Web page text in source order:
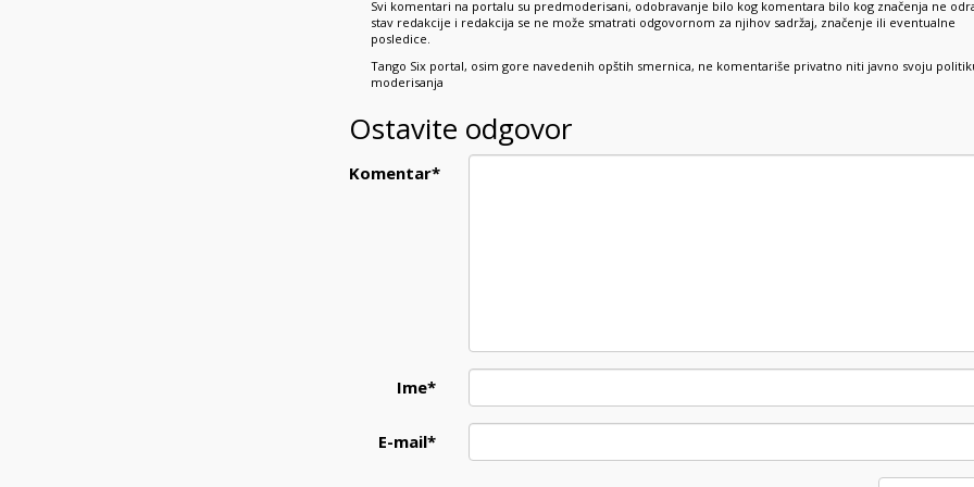
Svi komentari na portalu su predmoderisani, odobravanje bilo kog komentara bilo kog značenja ne
stav redakcije i redakcija se ne može smatrati odgovornom za njihov sadržaj, značenje ili eventualne
posledice.
Tango Six portal, osim gore navedenih opštih smernica, ne komentariše privatno niti javno svoju
moderisanja
Ostavite odgovor
Komentar*
Ime*
E-mail*